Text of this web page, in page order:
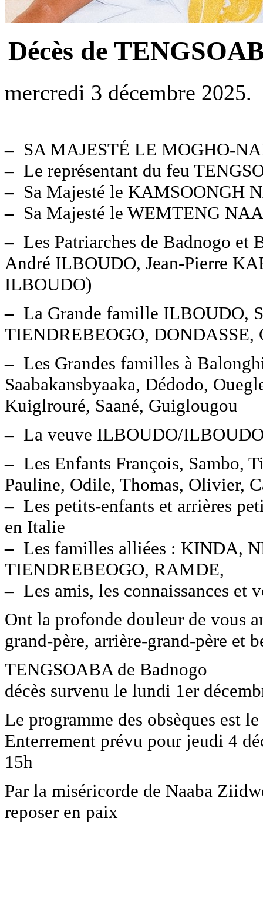
Décès de
mercredi 3 décembre 2025.
– SA MAJESTÉ LE MOGHO-
– Le représentant du feu
– Sa Majesté le KAMSOONGH
– Sa Majesté le WEMTENG
– Les Patriarches de Badnogo
André ILBOUDO, Jean-Pierre
ILBOUDO)
– La Grande famille ILBOUDO,
TIENDREBEOGO, DONDASSE,
– Les Grandes familles à
Saabakansbyaaka, Dédodo,
Kuiglrouré, Saané, Guiglougou
– La veuve ILBOUDO/
– Les Enfants François, Sambo,
Pauline, Odile, Thomas, Olivier,
– Les petits-enfants et arrières
en Italie
– Les familles alliées : KINDA,
TIENDREBEOGO, RAMDE,
– Les amis, les connaissances et
Ont la profonde douleur de vous
grand-père, arrière-grand-père et
TENGSOABA de Badnogo
décès survenu le lundi 1er
Le programme des obsèques est
Enterrement prévu pour jeudi 4
15h
Par la miséricorde de Naaba
reposer en paix